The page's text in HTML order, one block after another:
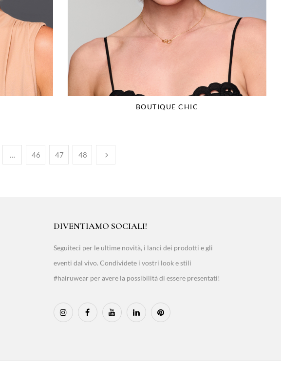
BOUTIQUE CHIC
… 46 47 48
DIVENTIAMO SOCIALI!
Seguiteci per le ultime novità, i lanci dei prodotti e gli
eventi dal vivo. Condividete i vostri look e stili
#hairuwear per avere la possibilità di essere presentati!